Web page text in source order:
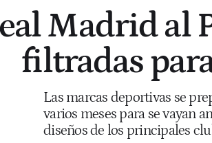
Madrid al
filtradas
Las marcas deportivas se
varios meses para se vayan
diseños de los principales